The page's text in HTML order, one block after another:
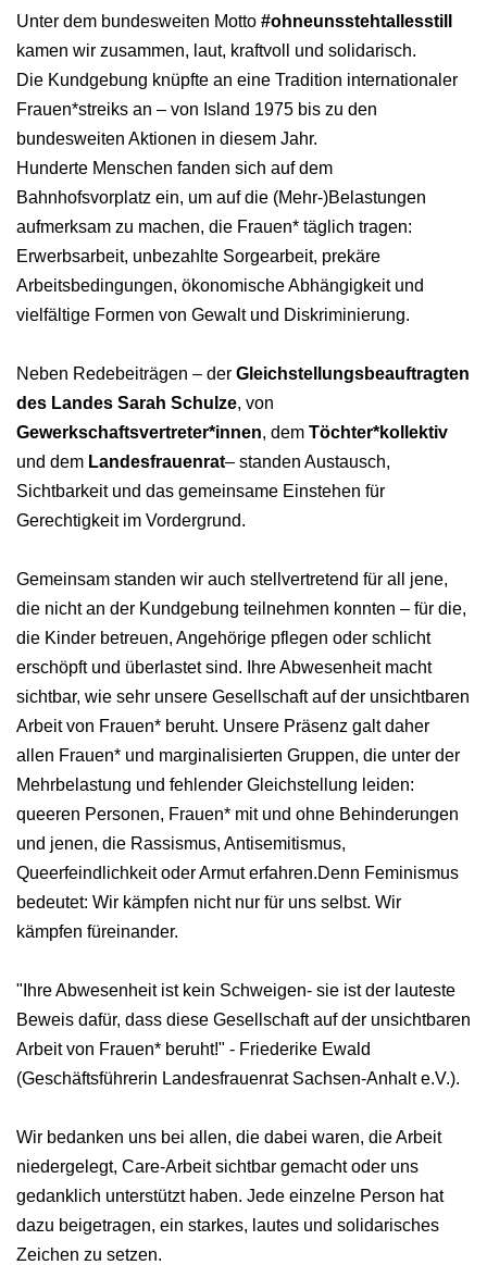
Unter dem bundesweiten Motto #ohneunsstehtallesstill
kamen wir zusammen, laut, kraftvoll und solidarisch.
Die Kundgebung knüpfte an eine Tradition internationaler
Frauen*streiks an – von Island 1975 bis zu den
bundesweiten Aktionen in diesem Jahr.
Hunderte Menschen fanden sich auf dem
Bahnhofsvorplatz ein, um auf die (Mehr-)Belastungen
aufmerksam zu machen, die Frauen* täglich tragen:
Erwerbsarbeit, unbezahlte Sorgearbeit, prekäre
Arbeitsbedingungen, ökonomische Abhängigkeit und
vielfältige Formen von Gewalt und Diskriminierung.
Neben Redebeiträgen – der Gleichstellungsbeauftragten
des Landes Sarah Schulze, von
Gewerkschaftsvertreter*innen, dem Töchter*kollektiv
und dem Landesfrauenrat– standen Austausch,
Sichtbarkeit und das gemeinsame Einstehen für
Gerechtigkeit im Vordergrund.
Gemeinsam standen wir auch stellvertretend für all jene,
die nicht an der Kundgebung teilnehmen konnten – für die,
die Kinder betreuen, Angehörige pflegen oder schlicht
erschöpft und überlastet sind. Ihre Abwesenheit macht
sichtbar, wie sehr unsere Gesellschaft auf der unsichtbaren
Arbeit von Frauen* beruht. Unsere Präsenz galt daher
allen Frauen* und marginalisierten Gruppen, die unter der
Mehrbelastung und fehlender Gleichstellung leiden:
queeren Personen, Frauen* mit und ohne Behinderungen
und jenen, die Rassismus, Antisemitismus,
Queerfeindlichkeit oder Armut erfahren.Denn Feminismus
bedeutet: Wir kämpfen nicht nur für uns selbst. Wir
kämpfen füreinander.
"Ihre Abwesenheit ist kein Schweigen- sie ist der lauteste
Beweis dafür, dass diese Gesellschaft auf der unsichtbaren
Arbeit von Frauen* beruht!" - Friederike Ewald
(Geschäftsführerin Landesfrauenrat Sachsen-Anhalt e.V.).
Wir bedanken uns bei allen, die dabei waren, die Arbeit
niedergelegt, Care‑Arbeit sichtbar gemacht oder uns
gedanklich unterstützt haben. Jede einzelne Person hat
dazu beigetragen, ein starkes, lautes und solidarisches
Zeichen zu setzen.